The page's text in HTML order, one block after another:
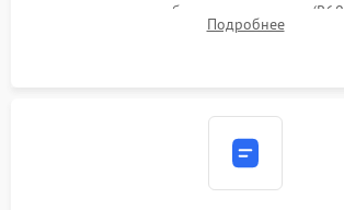
дозированным объемом хладагента
электронным весам. Контроль рабочего
Подробнее